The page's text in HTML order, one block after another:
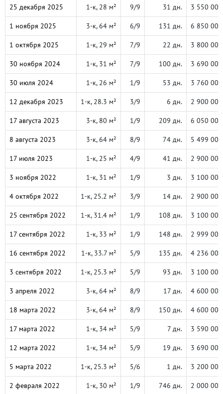
25 декабря 2025 1-к, 28 м² 9/9 31 дн. 3 550 000
1 ноября 2025 3-к, 64 м² 6/9 131 дн. 6 850 000
1 октября 2025 1-к, 29 м² 7/9 22 дн. 3 800 000
30 ноября 2024 1-к, 31 м² 7/9 100 дн. 3 690 000
30 июля 2024 1-к, 26 м² 1/9 53 дн. 3 760 000
12 декабря 2023 1-к, 28.3 м² 3/9 6 дн. 2 900 000
17 августа 2023 3-к, 80 м² 1/9 209 дн. 6 050 000
8 августа 2023 3-к, 64 м² 8/9 74 дн. 5 499 000
17 июля 2023 1-к, 25 м² 4/9 41 дн. 2 900 000
3 ноября 2022 1-к, 31 м² 1/9 3 дн. 3 100 000
4 октября 2022 1-к, 25.2 м² 3/9 14 дн. 2 900 000
25 сентября 2022 1-к, 31.4 м² 1/9 108 дн. 3 100 000
17 сентября 2022 1-к, 33 м² 1/9 148 дн. 2 999 000
16 сентября 2022 1-к, 33.7 м² 5/9 135 дн. 4 236 000
3 сентября 2022 1-к, 25.3 м² 5/9 93 дн. 3 100 000
3 апреля 2022 3-к, 64 м² 8/9 17 дн. 4 600 000
18 марта 2022 3-к, 64 м² 8/9 150 дн. 4 600 000
17 марта 2022 1-к, 34 м² 5/9 7 дн. 3 590 000
12 марта 2022 1-к, 34 м² 5/9 19 дн. 3 690 000
5 марта 2022 1-к, 25.3 м² 5/6 1 дн. 3 200 000
2 февраля 2022 1-к, 30 м² 1/9 746 дн. 2 000 000